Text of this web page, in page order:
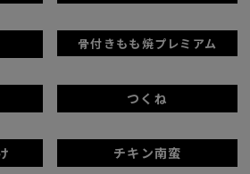
骨付きもも焼プレミアム
つくね
チキン南蛮